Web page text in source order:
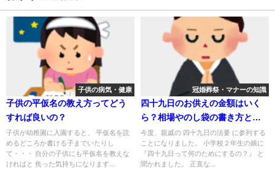
子供の病気・健康
子供の平仮名の教え方ってどう
すれば良いの？
子供が幼稚園に入園すると、 平仮名を読
めるどころか書ける子までいたりし
て・・・ 自分の子供にも平仮名を教えな
ければと 焦った気持ちになります...
冠婚葬祭・マナーの知識
四十九日のお供えの金額はいく
ら？相場やのし袋の書き方とお
供えの品まとめ
今度、親戚の 四十九日の法要 に参列する
ことになりました。 小学校２年生の娘に
『四十九日って何のためにするの？』 と
聞かれました。 正直な...